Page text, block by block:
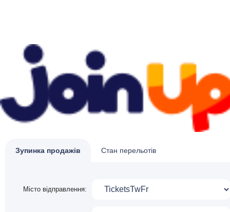
Зупинка продажів Стан перельотів
Місто відправлення: